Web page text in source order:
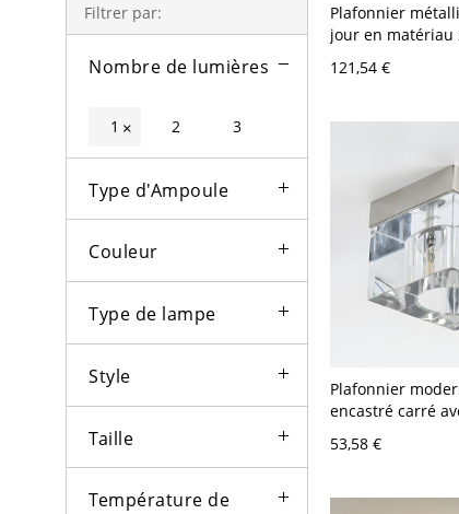
Filtrer par:
Nombre de lumières
1 × 2 3
Type d'Ampoule
Couleur
Type de lampe
Style
Taille
Température de
Plafonnier
jour en matériau
symétrique, 1
argent/chrome
121,54 €
Plafonnier
encastré carré
Chrome 110 V-
53,58 €